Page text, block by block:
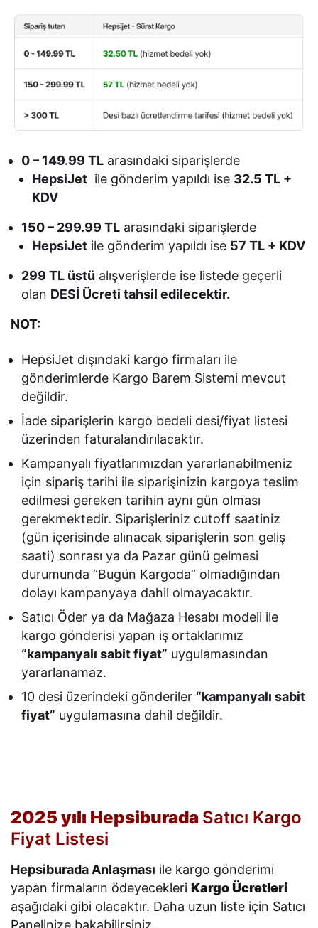
0 – 149.99 TL arasındaki siparişlerde
HepsiJet ile gönderim yapıldı ise 32.5 TL +
KDV
150 – 299.99 TL arasındaki siparişlerde
HepsiJet ile gönderim yapıldı ise 57 TL + KDV
299 TL üstü alışverişlerde ise listede geçerli
olan DESİ Ücreti tahsil edilecektir.
NOT:
HepsiJet dışındaki kargo firmaları ile
gönderimlerde Kargo Barem Sistemi mevcut
değildir.
İade siparişlerin kargo bedeli desi/fiyat listesi
üzerinden faturalandırılacaktır.
Kampanyalı fiyatlarımızdan yararlanabilmeniz
için sipariş tarihi ile siparişinizin kargoya teslim
edilmesi gereken tarihin aynı gün olması
gerekmektedir. Siparişleriniz cutoff saatiniz
(gün içerisinde alınacak siparişlerin son geliş
saati) sonrası ya da Pazar günü gelmesi
durumunda “Bugün Kargoda” olmadığından
dolayı kampanyaya dahil olmayacaktır.
Satıcı Öder ya da Mağaza Hesabı modeli ile
kargo gönderisi yapan iş ortaklarımız
“kampanyalı sabit fiyat” uygulamasından
yararlanamaz.
10 desi üzerindeki gönderiler “kampanyalı sabit
fiyat” uygulamasına dahil değildir.
2025 yılı Hepsiburada Satıcı Kargo
Fiyat Listesi
Hepsiburada Anlaşması ile kargo gönderimi
yapan firmaların ödeyecekleriKargo Ücretleri
aşağıdaki gibi olacaktır. Daha uzun liste için Satıcı